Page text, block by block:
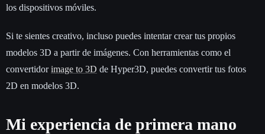
los dispositivos móviles.
Si te sientes creativo, incluso puedes intentar crear tus propios
modelos 3D a partir de imágenes. Con herramientas como el
convertidorimage to 3D de Hyper3D, puedes convertir tus fotos
2D en modelos 3D.
Mi experiencia de primera mano